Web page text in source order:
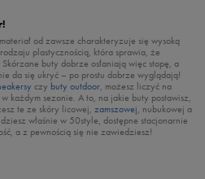
od zawsze charakteryzuje się wysoką
plastycznością, która sprawia, że
buty dobrze osłaniają więc stopę, a
da się ukryć – po prostu dobrze wyglądają!
czy buty outdoor, możesz liczyć na
każdym sezonie. A to, na jakie buty postawisz,
te ze skóry licowej, zamszowej, nubukowej a
właśnie w 50style, dostępne stacjonarnie
a z pewnością się nie zawiedziesz!